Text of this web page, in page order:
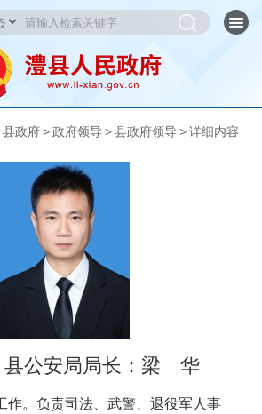
县政府 > 政府领导 > 县政府领导 > 详细内容
公安局局长： 梁 华
作。负责司法、武警、退役军人事